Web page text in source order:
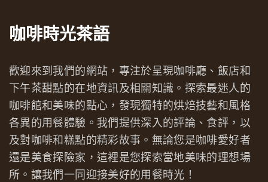
咖啡時光茶語
歡迎來到我們的網站，專注於呈現咖啡廳、飯店和
下午茶甜點的在地資訊及相關知識。探索最迷人的
咖啡館和美味的點心，發現獨特的烘焙技藝和風格
各異的用餐體驗。我們提供深入的評論、食評，以
及對咖啡和糕點的精彩故事。無論您是咖啡愛好者
還是美食探險家，這裡是您探索當地美味的理想場
所。讓我們一同迎接美好的用餐時光！